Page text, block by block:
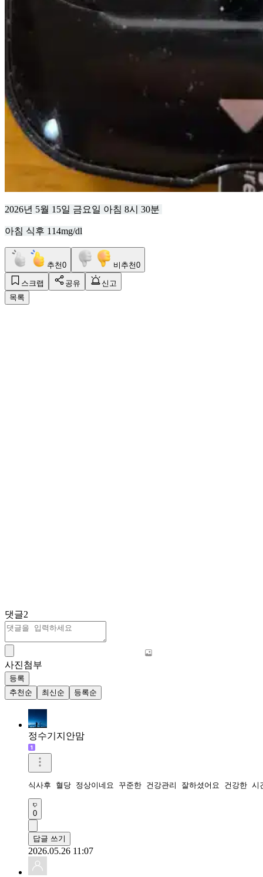
2026년 5월 15일 금요일 아침 8시 30분
아침 식후 114mg/dl
추천0 비추천0
스크랩 공유
신고
목록
댓글2
사진첨부
등록
추천순
최신순 등록순
정수기지안맘
식사후 혈당 정상이네요 꾸준한 건강관리 잘하셨어요 건강한
0
답글 쓰기
2026.05.26 11:07